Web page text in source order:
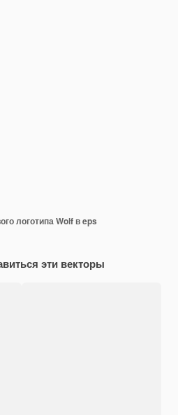
логотипа Wolf в eps
эти векторы